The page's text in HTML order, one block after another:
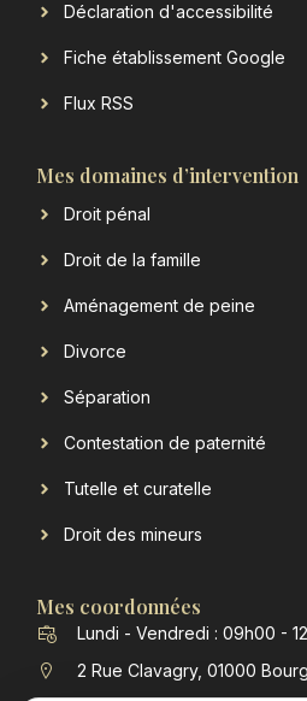
Déclaration d'accessibilité
Fiche établissement Google
Flux RSS
Mes domaines d’intervention
Droit pénal
Droit de la famille
Aménagement de peine
Divorce
Séparation
Contestation de paternité
Tutelle et curatelle
Droit des mineurs
Mes coordonnées
Lundi - Vendredi : 09h00 -
2 Rue Clavagry, 01000